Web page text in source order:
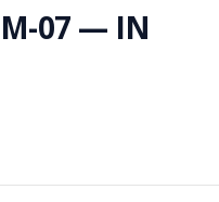
07 — IN